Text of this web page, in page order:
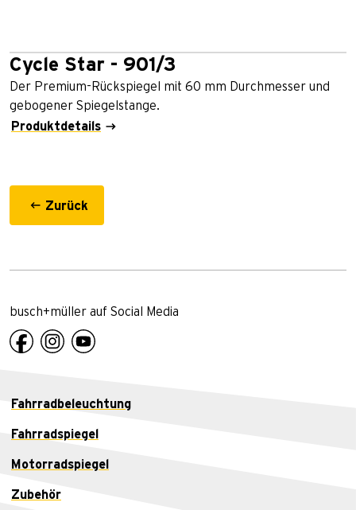
Cycle Star - 901/3
Der Premium-Rückspiegel mit 60 mm Durchmesser und
gebogener Spiegelstange.
Produktdetails
Zurück
busch+müller auf Social Media
Fahrradbeleuchtung
Fahrradspiegel
Motorradspiegel
Zubehör